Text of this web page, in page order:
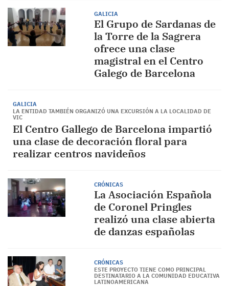
GALICIA
El Grupo de Sardanas de
la Torre de la Sagrera
ofrece una clase
magistral en el Centro
Galego de Barcelona
GALICIA
LA ENTIDAD TAMBIÉN ORGANIZÓ UNA EXCURSIÓN A LA LOCALIDAD DE
VIC
El Centro Gallego de Barcelona impartió
una clase de decoración floral para
realizar centros navideños
CRÓNICAS
La Asociación Española
de Coronel Pringles
realizó una clase abierta
de danzas españolas
CRÓNICAS
ESTE PROYECTO TIENE COMO PRINCIPAL
DESTINATARIO A LA COMUNIDAD EDUCATIVA
LATINOAMERICANA